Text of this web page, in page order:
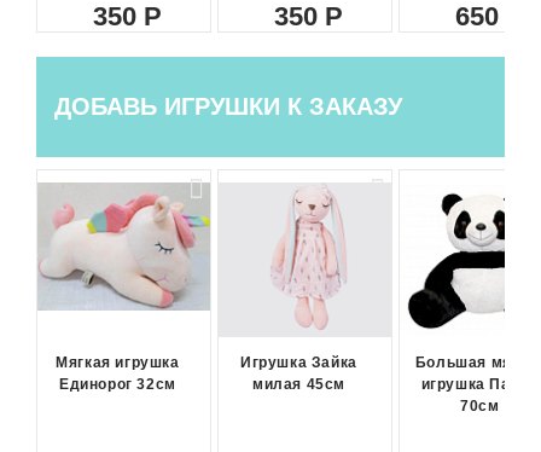
350 350 650
ДОБАВЬ ИГРУШКИ К ЗАКАЗУ
Мягкая игрушка
Единорог 32см
Игрушка Зайка
милая 45см
Большая
игрушка Панда
70см